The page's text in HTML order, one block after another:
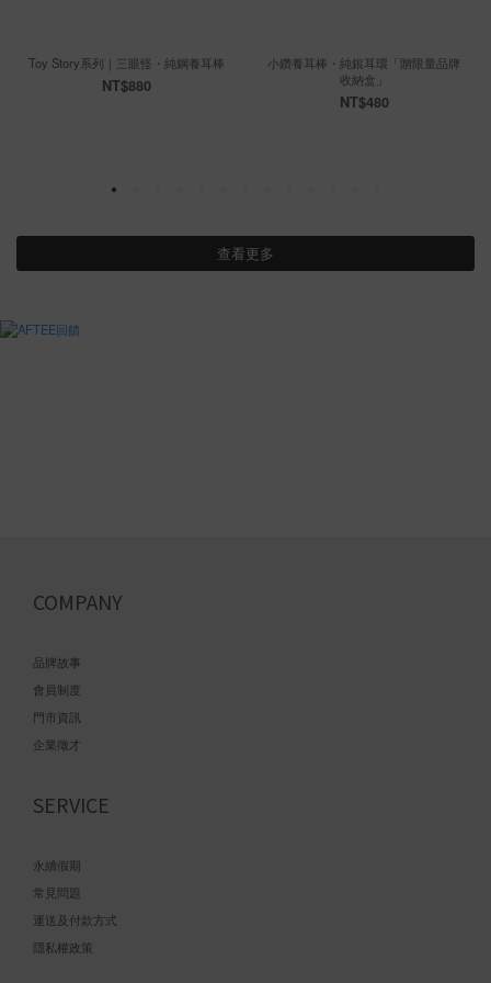
Toy Story系列｜三眼怪・純鋼養耳棒
NT$880
小鑽養耳棒・純銀耳環「贈限量品牌
收納盒」
NT$480
查看更多
COMPANY
品牌故事
會員制度
門市資訊
企業徵才
SERVICE
永續假期
常見問題
運送及付款方式
隱私權政策